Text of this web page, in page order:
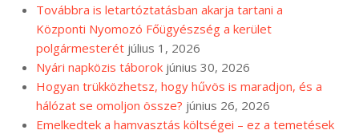
Továbbra is letartóztatásban akarja tartani a
Központi Nyomozó Főügyészség a kerület
polgármesterét július 1, 2026
Nyári napközis táborok június 30, 2026
Hogyan trükközhetsz, hogy hűvös is maradjon, és a
hálózat se omoljon össze? június 26, 2026
Emelkedtek a hamvasztás költségei – ez a temetések